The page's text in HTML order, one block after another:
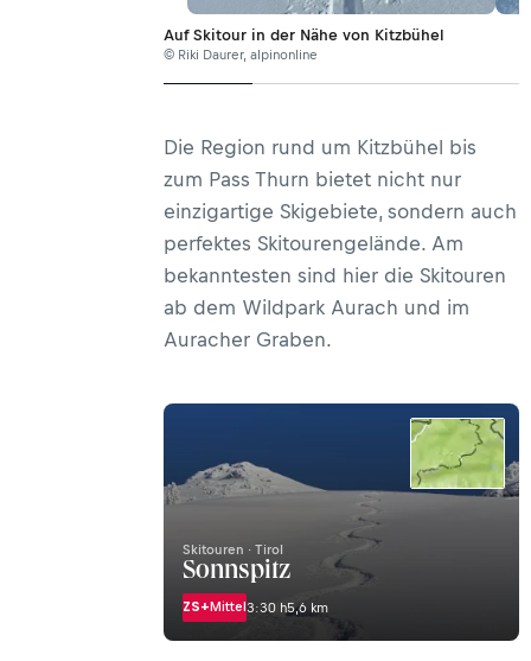
Auf Skitour in der Nähe von Kitzbühel
© Riki Daurer, alpinonline
Die Region rund um Kitzbühel bis
zum Pass Thurn bietet nicht nur
einzigartige Skigebiete, sondern auch
perfektes Skitourengelände. Am
bekanntesten sind hier die Skitouren
ab dem Wildpark Aurach und im
Auracher Graben.
Skitouren · Tirol
Sonnspitz
ZS+ Mittel 3:30 h5,6 km